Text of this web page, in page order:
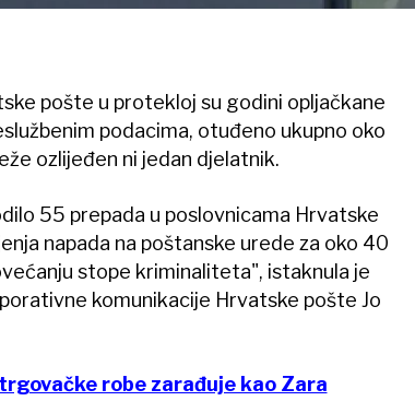
pošte u protekloj su godini opljačkane
podacima, otuđeno ukupno oko
ozlijeđen ni jedan djelatnik.
55 prepada u poslovnicama Hrvatske
napada na poštanske urede za oko 40
stope kriminaliteta", istaknula je
komunikacije Hrvatske pošte Jo
robe zarađuje kao Zara